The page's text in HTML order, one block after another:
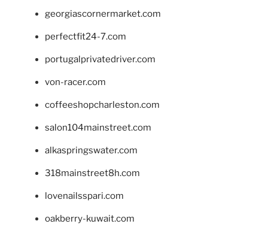
georgiascornermarket.com
perfectfit24-7.com
portugalprivatedriver.com
von-racer.com
coffeeshopcharleston.com
salon104mainstreet.com
alkaspringswater.com
318mainstreet8h.com
lovenailsspari.com
oakberry-kuwait.com